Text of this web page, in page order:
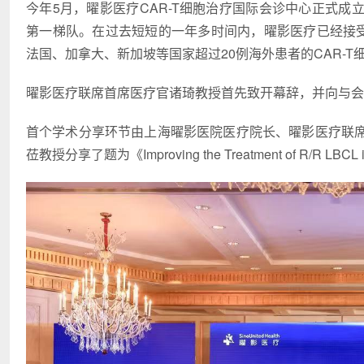
今年5月，曜影医疗CAR-T细胞治疗国际会诊中心正式成
第一梯队。在过去短短的一年多时间内，曜影医疗已经
法国、加拿大、新加坡等国家超过20例海外患者的CAR-T
曜影医疗联席首席医疗官诸琦教授首先致开幕辞，并向与
首个学术分享环节由上海曜影医院医疗院长、曜影医疗
莅教授分享了题为《Improving the Treatment of R/R